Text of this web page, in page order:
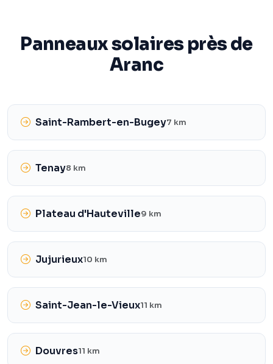
Panneaux solaires près de
Aranc
Saint-Rambert-en-Bugey7 km
Tenay8 km
Plateau d'Hauteville9 km
Jujurieux10 km
Saint-Jean-le-Vieux11 km
Douvres11 km